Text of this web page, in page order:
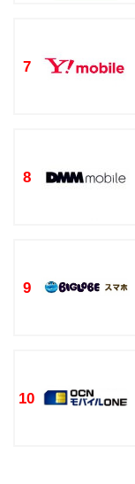
7
8
9
10